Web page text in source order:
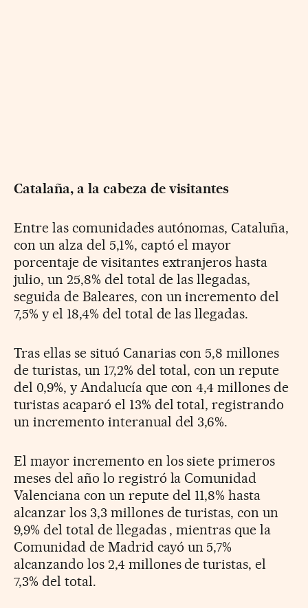
Catalaña, a la cabeza de visitantes
Entre las comunidades autónomas, Cataluña,
con un alza del 5,1%, captó el mayor
porcentaje de visitantes extranjeros hasta
julio, un 25,8% del total de las llegadas,
seguida de Baleares, con un incremento del
7,5% y el 18,4% del total de las llegadas.
Tras ellas se situó Canarias con 5,8 millones
de turistas, un 17,2% del total, con un repute
del 0,9%, y Andalucía que con 4,4 millones de
turistas acaparó el 13% del total, registrando
un incremento interanual del 3,6%.
El mayor incremento en los siete primeros
meses del año lo registró la Comunidad
Valenciana con un repute del 11,8% hasta
alcanzar los 3,3 millones de turistas, con un
9,9% del total de llegadas , mientras que la
Comunidad de Madrid cayó un 5,7%
alcanzando los 2,4 millones de turistas, el
7,3% del total.